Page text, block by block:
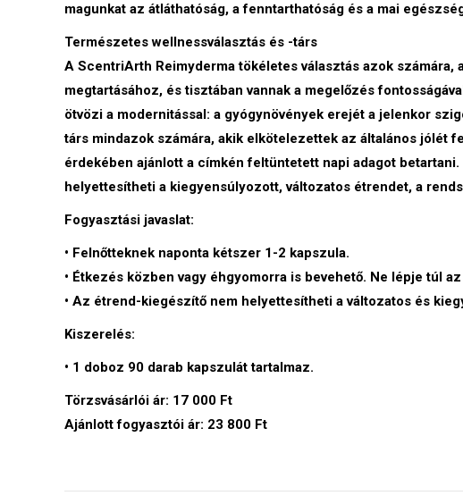
magunkat az átláthatóság, a fenntarthatóság és a mai
Természetes wellnessválasztás és -társ
A ScentriArth Reimyderma tökéletes választás azok
megtartásához, és tisztában vannak a megelőzés
ötvözi a modernitással: a gyógynövények erejét a jelenkor
társ mindazok számára, akik elkötelezettek az általános jólét
érdekében ajánlott a címkén feltüntetett napi adagot
helyettesítheti a kiegyensúlyozott, változatos étrendet, a
Fogyasztási javaslat:
• Felnőtteknek naponta kétszer 1-2 kapszula.
• Étkezés közben vagy éhgyomorra is bevehető. Ne lépje túl
• Az étrend-kiegészítő nem helyettesítheti a változatos és
Kiszerelés:
• 1 doboz 90 darab kapszulát tartalmaz.
Törzsvásárlói ár: 17 000 Ft
Ajánlott fogyasztói ár: 23 800 Ft